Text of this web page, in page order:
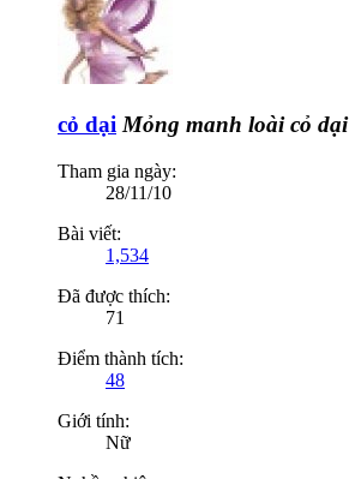
cỏ dại Mỏng manh loài cỏ dại
Tham gia ngày:
28/11/10
Bài viết:
1,534
Đã được thích:
71
Điểm thành tích:
48
Giới tính:
Nữ